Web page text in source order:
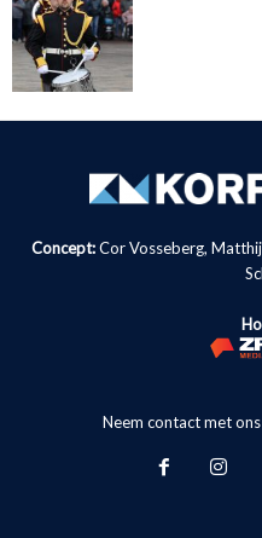
Concept:Cor Vosseberg,
Neem contact met